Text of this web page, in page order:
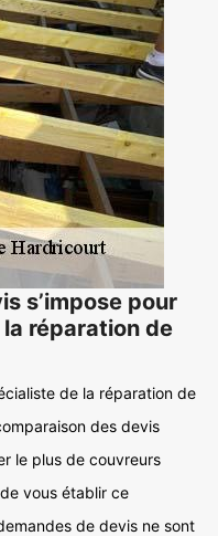
s’impose pour
réparation de
de la réparation de
des devis
le plus de couvreurs
vous établir ce
de devis ne sont